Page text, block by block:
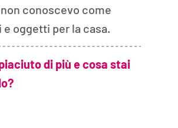
conoscevo come
oggetti per la casa.
di più e cosa stai